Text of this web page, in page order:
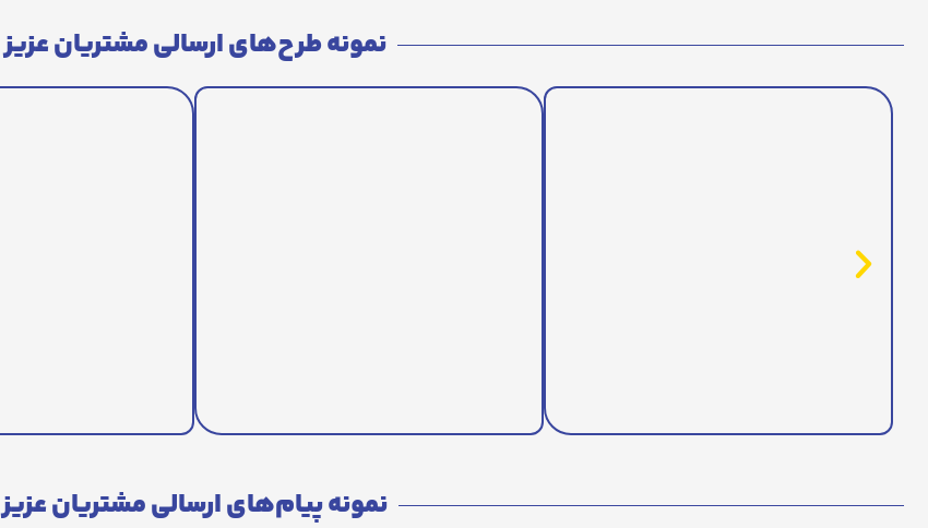
نمونه طرح‌های ارسالی مشتریان عزیز
نمونه پیام‌های ارسالی مشتریان عزیز